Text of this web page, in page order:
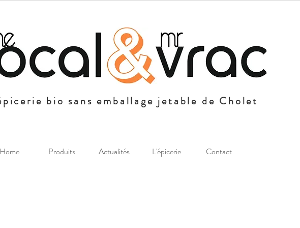
bio sans emballage jetable de Cholet
Produits Actualités L'épicerie Contact